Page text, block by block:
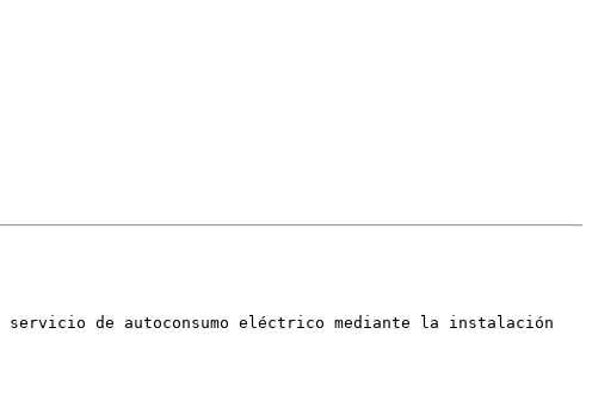
servicio de autoconsumo eléctrico mediante la instalación